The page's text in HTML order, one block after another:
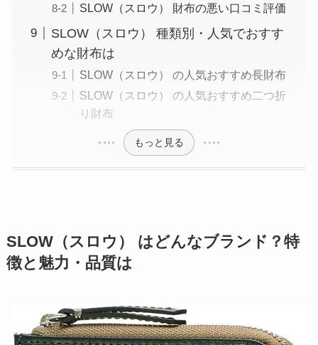
SLOW（スロウ） 財布の悪い口コミ評価
SLOW（スロウ） 種類別・人気でおすす
めな財布は
SLOW（スロウ） の人気おすすめ長財布
SLOW（スロウ） の人気おすすめ二つ折
り財布
もっと見る
SLOW（スロウ） はどんなブランド？特
徴と魅力・品質は